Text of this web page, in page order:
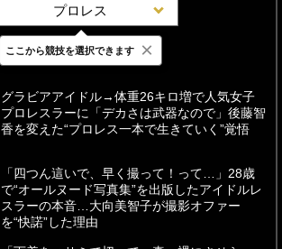
プロレス
最新 24時間 週間
グラビアアイドル→体重26キロ増で人気女子
プロレスラーに「デカさは武器なので」後藤智
香を変えた“プロレス一本で生きていく”覚悟
「四つん這いで、早く撮って！って…」28歳
で“オールヌード写真集”を出版したアイドルレ
スラーの本音…大向美智子が撮影オファー
を“快諾”した理由
ここから競技を選択できます ×